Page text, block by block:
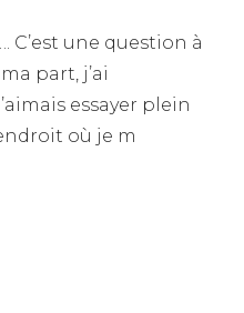
C’est une question à
part, j’ai
essayer plein
où je m